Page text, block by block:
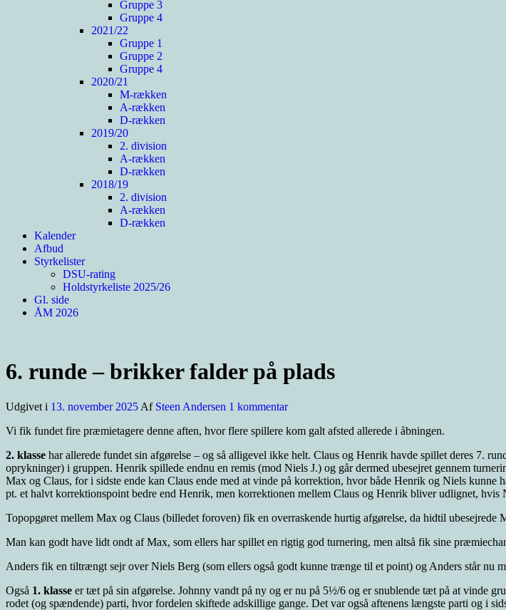
Gruppe 3
Gruppe 4
2021/22
Gruppe 1
Gruppe 2
Gruppe 4
2020/21
M-rækken
A-rækken
D-rækken
2019/20
2. division
A-rækken
D-rækken
2018/19
2. division
A-rækken
D-rækken
Kalender
Afbud
Styrkelister
DSU-rating
Holdstyrkeliste 2025/26
Gl. side
ÅM 2026
6. runde – brikker falder på plads
Udgivet i 13. november 2025 Af Steen Andersen 1 kommentartil
runde
brikker
falder
på
plads
Vi fik fundet fire præmietagere denne aften, hvor flere spillere kom galt afsted allerede i åbningen.
2. klasse har allerede fundet sin afgørelse – og så alligevel ikke helt. Claus og Henrik havde spillet deres 7.
oprykninger) i gruppen. Henrik spillede endnu en remis (mod Niels J.) og går dermed ubesejret gennem
Max og Claus, for i sidste ende kan Claus ende med at vinde på korrektion, hvor både Henrik og Niels
pt. et halvt korrektionspoint bedre end Henrik, men korrektionen mellem Claus og Henrik bliver udlignet, hvis
Topopgøret mellem Max og Claus (billedet foroven) fik en overraskende hurtig afgørelse, da hidtil
Man kan godt have lidt ondt af Max, som ellers har spillet en rigtig god turnering, men altså fik sine
Anders fik en tiltrængt sejr over Niels Berg (som ellers også godt kunne trænge til et point) og Anders står nu
Også 1. klasse er tæt på sin afgørelse. Johnny vandt på ny og er nu på 5½/6 og er snublende tæt på at vinde
rodet (og spændende) parti, hvor fordelen skiftede adskillige gange. Det var også aftenens længste parti og i